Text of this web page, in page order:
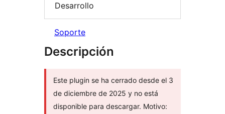
Desarrollo
Soporte
Descripción
Este plugin se ha cerrado desde el 3
de diciembre de 2025 y no está
disponible para descargar. Motivo: